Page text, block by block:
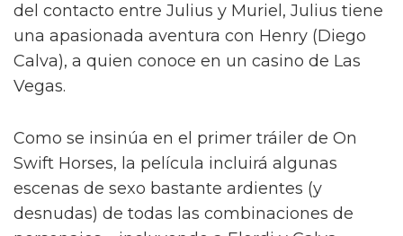
del contacto entre Julius y Muriel, Julius tiene
una apasionada aventura con Henry (Diego
Calva), a quien conoce en un casino de Las
Vegas.
Como se insinúa en el primer tráiler de On
Swift Horses, la película incluirá algunas
escenas de sexo bastante ardientes (y
desnudas) de todas las combinaciones de